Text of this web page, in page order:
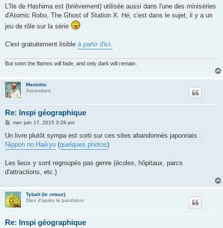
s
a
e
L'île de Hashima est (brièvement) utilisée aussi dans l'une des miniséries
d'Atomic Robo, The Ghost of Station X. Hé, c'est dans le sujet, il y a un
jeu de rôle sur la série
C'est gratuitement lisible à partir d'ici.
But soon the flames will fade, and only dark will remain.
Meninho
Ascendant
Re: Inspi géographique
M
s
a
mer. juin 17, 2015 3:28 pm
Un livre plutôt sympa est sorti sur ces sites abandonnés japonnais :
Nippon no Haikyo (quelques photos)
Les lieux y sont regroupés pas genre (écoles, hôpitaux, parcs
d'attractions, etc.)
Tybalt (le retour)
Dieu d'après le panthéon
Re: Inspi géographique